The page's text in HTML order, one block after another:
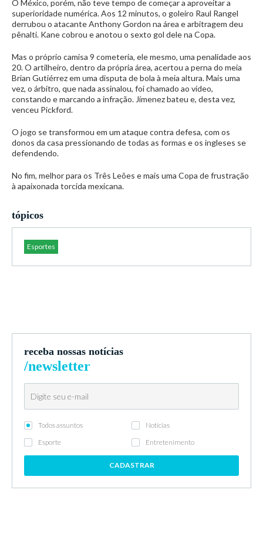
O México, porém, não teve tempo de começar a aproveitar a
superioridade numérica. Aos 12 minutos, o goleiro Raul Rangel
derrubou o atacante Anthony Gordon na área e arbitragem deu
pênalti. Kane cobrou e anotou o sexto gol dele na Copa.
Mas o próprio camisa 9 cometeria, ele mesmo, uma penalidade aos
20. O artilheiro, dentro da própria área, acertou a perna do meia
Brian Gutiérrez em uma disputa de bola à meia altura. Mais uma
vez, o árbitro, que nada assinalou, foi chamado ao vídeo,
constando e marcando a infração. Jímenez bateu e, desta vez,
venceu Pickford.
O jogo se transformou em um ataque contra defesa, com os
donos da casa pressionando de todas as formas e os ingleses se
defendendo.
No fim, melhor para os Três Leões e mais uma Copa de frustração
à apaixonada torcida mexicana.
tópicos
Esportes
receba nossas notícias
/newsletter
Todos assuntos
Notícias
Esporte
Entretenimento
CADASTRAR